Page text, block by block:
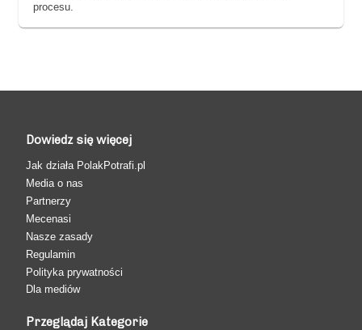
procesu.
Dowiedz się więcej
Jak działa PolakPotrafi.pl
Media o nas
Partnerzy
Mecenasi
Nasze zasady
Regulamin
Polityka prywatności
Dla mediów
Przeglądaj Kategorie